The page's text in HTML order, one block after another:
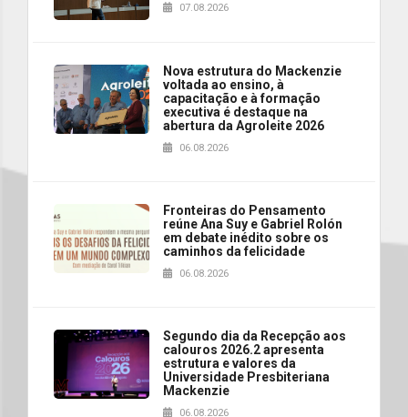
07.08.2026
Nova estrutura do Mackenzie
voltada ao ensino, à
capacitação e à formação
executiva é destaque na
abertura da Agroleite 2026
06.08.2026
Fronteiras do Pensamento
reúne Ana Suy e Gabriel Rolón
em debate inédito sobre os
caminhos da felicidade
06.08.2026
Segundo dia da Recepção aos
calouros 2026.2 apresenta
estrutura e valores da
Universidade Presbiteriana
Mackenzie
06.08.2026